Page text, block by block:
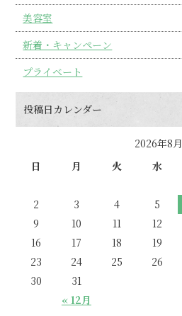
美容室
新着・キャンペーン
プライベート
投稿日カレンダー
2026年8月
日
月 火 水
« 12月
2
3 4 5
9
10 11 12
16
17 18 19
23
24 25 26
30
31